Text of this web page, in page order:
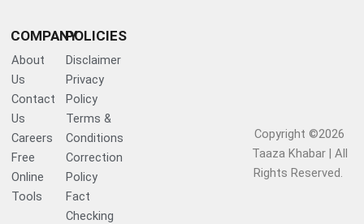
COMPANY
About
Us
Contact
Us
Careers
Free
Online
Tools
POLICIES
Disclaimer
Privacy
Policy
Terms &
Conditions
Correction
Policy
Fact
Checking
Copyright ©2026
Taaza Khabar | All
Rights Reserved.​